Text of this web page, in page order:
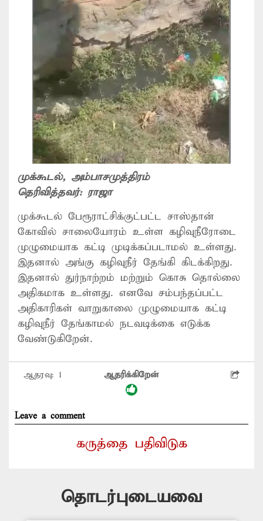
முக்கூடல், அம்பாசமுத்திரம்
தெரிவித்தவர்: ராஜா
முக்கூடல் பேரூராட்சிக்குட்பட்ட சாஸ்தான்
கோவில் சாலையோரம் உள்ள கழிவுநீரோடை
முழுமையாக கட்டி முடிக்கப்படாமல் உள்ளது.
இதனால் அங்கு கழிவுநீர் தேங்கி கிடக்கிறது.
இதனால் துர்நாற்றம் மற்றும் கொசு தொல்லை
அதிகமாக உள்ளது. எனவே சம்பந்தப்பட்ட
அதிகாரிகள் வாறுகாலை முழுமையாக கட்டி
கழிவுநீர் தேங்காமல் நடவடிக்கை எடுக்க
வேண்டுகிறேன்.
ஆதரவு: 1 ஆதரிக்கிறேன்
Leave a comment
கருத்தை பதிவிடுக
தொடர்புடையவை